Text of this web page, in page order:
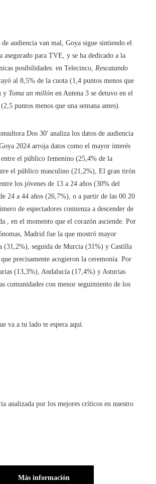
audiencia van mal, Goya sigue sintiendo el
asegurado para TVE, y se ha dedicado a la
posibilidades: en Telecinco, Rescatando
al 8,5% de la cuota (1,4 puntos menos que
y Toma un millón en Antena 3 se detuvo en el
puntos menos que una semana antes).
Dos 30′ analiza los datos de audiencia
2024 arroja datos como el mayor interés
el público femenino (25,4% de la
el público masculino (21,2%), El gran tirón
los jóvenes de 13 a 24 años (30% del
24 a 44 años (26,7%), o a partir de las 00.20
de espectadores comienza a descender de
, en el momento que el corazón asciende. Por
Madrid fue la que mostró mayor
(31,2%), seguida de Murcia (31%) y Castilla
precisamente acogieron la ceremonia. Por
(13,3%), Andalucía (17,4%) y Asturias
comunidades con menor seguimiento de los
va a tu lado te espera aquí.
analizada por los mejores críticos en nuestro
Más información